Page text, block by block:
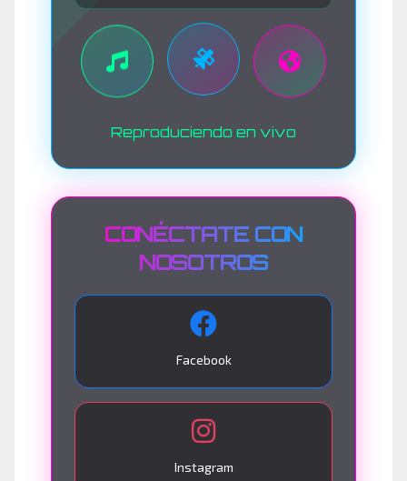
Reproduciendo en vivo
CONÉCTATE CON
NOSOTROS
Facebook
Instagram